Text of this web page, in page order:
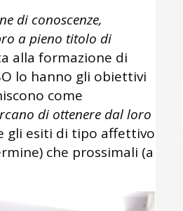
di conoscenze,
a pieno titolo di
alla formazione di
lo hanno gli obiettivi
come
di ottenere dal loro
gli esiti di tipo affettivo
che prossimali (a